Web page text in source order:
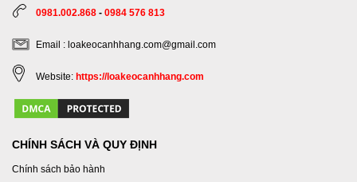
0981.002.868 - 0984 576 813
Email : loakeocanhhang.com@gmail.com
Website: https://loakeocanhhang.com
CHÍNH SÁCH VÀ QUY ĐỊNH
Chính sách bảo hành